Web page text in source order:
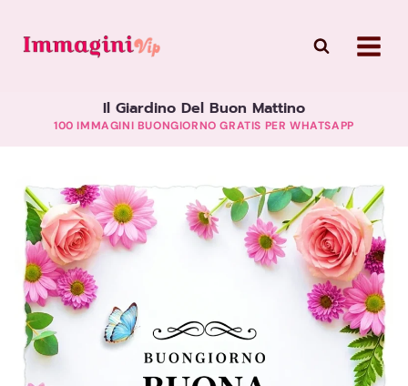
​Il Giardino Del Buon Mattino
100 IMMAGINI BUONGIORNO GRATIS PER WHATSAPP